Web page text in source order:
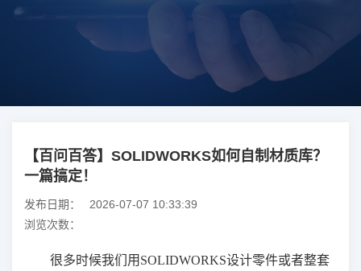
【百问百答】SOLIDWORKS如何自制材质库？
一篇搞定！
发布日期：
2026-07-07 10:33:39
浏览次数：
很多时候我们用SOLIDWORKS设计零件或者整套